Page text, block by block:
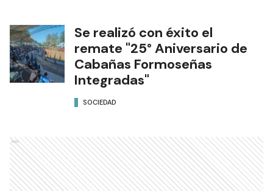
Se realizó con éxito el
remate "25° Aniversario de
Cabañas Formoseñas
Integradas"
SOCIEDAD
Ads